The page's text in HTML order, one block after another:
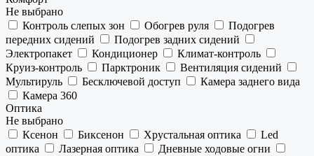
Не выбрано
Контроль слепых зон
Обогрев руля
Подогрев
передних сидений
Подогрев задних сидений
Электропакет
Кондиционер
Климат-контроль
Круиз-контроль
Парктроник
Вентиляция сидений
Мультируль
Бесключевой доступ
Камера заднего вида
Камера 360
Оптика
Не выбрано
Ксенон
Биксенон Хрустальная оптика
Led
оптика
Лазерная оптика
Дневные ходовые огни